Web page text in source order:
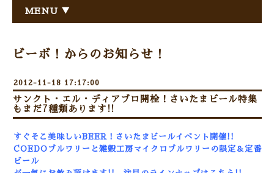
MENU ▼
ビーボ！からのお知らせ！
2012-11-18 17:17:00
サンクト・エル・ディアブロ開栓！さいたまビール特集
もまだ7種類あります!!
すぐそこ美味しいBEER！さいたまビールイベント開催!!
COEDOブルワリーと雑穀工房マイクロブルワリーの限定＆定番
ビール